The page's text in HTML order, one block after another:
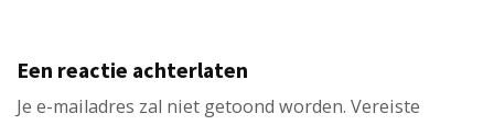
Een reactie achterlaten
Je e-mailadres zal niet getoond worden. Vereiste